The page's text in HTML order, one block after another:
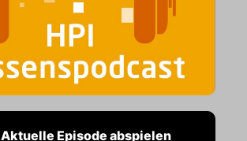
Aktuelle Episode abspielen